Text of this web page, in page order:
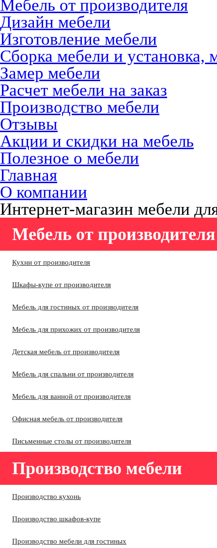
Мебель от производителя
Дизайн мебели
Изготовление мебели
Сборка мебели и установка,
Замер мебели
Расчет мебели на заказ
Производство мебели
Отзывы
Акции и скидки на мебель
Полезное о мебели
Главная
О компании
Интернет-магазин мебели
Мебель от производителя
Кухни от производителя
Шкафы-купе от производителя
Мебель для гостиных от производителя
Мебель для прихожих от производителя
Детская мебель от производителя
Мебель для спальни от производителя
Мебель для ванной от производителя
Офисная мебель от производителя
Письменные столы от производителя
Производство мебели
Производство кухонь
Производство шкафов-купе
Производство мебели для гостиных